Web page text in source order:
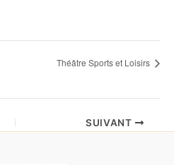
Théâtre Sports et Loisirs
SUIVANT